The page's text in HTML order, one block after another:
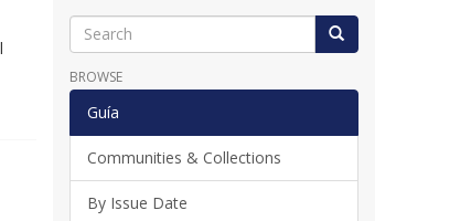
BROWSE
Guía
Communities & Collections
By Issue Date